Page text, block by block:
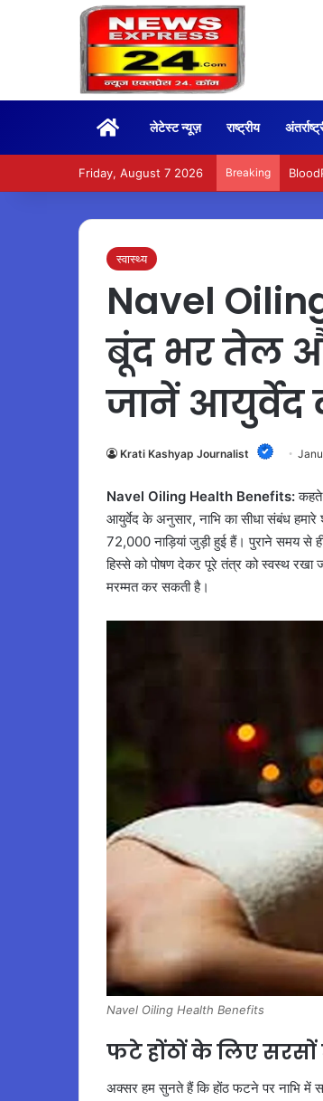
Homeलेटेस्ट न्यूज़ राष्ट्रीय
Friday, August 7 2026 Breaking
स्वास्थ्य
Navel
बूंद भर तेल
जानें आयुर्वेद
Krati Kashyap Journalist
Navel Oiling Health Benefits:कहते
आयुर्वेद के अनुसार, नाभि का सीधा संबंध
72,000 नाड़ियां जुड़ी हुई हैं। पुराने समय से
हिस्से को पोषण देकर पूरे तंत्र को स्वस्थ रखा
मरम्मत कर सकती है।
Navel Oiling Health Benefits
फटे होंठों के लिए
अक्सर हम सुनते हैं कि होंठ फटने पर नाभि में